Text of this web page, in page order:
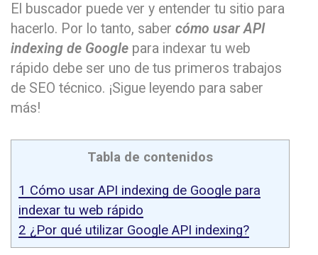
El buscador puede ver y entender tu sitio para
hacerlo. Por lo tanto, saber cómo usar API
indexing de Google para indexar tu web
rápido debe ser uno de tus primeros trabajos
de SEO técnico. ¡Sigue leyendo para saber
más!
Tabla de contenidos
1 Cómo usar API indexing de Google para
indexar tu web rápido
2 ¿Por qué utilizar Google API indexing?